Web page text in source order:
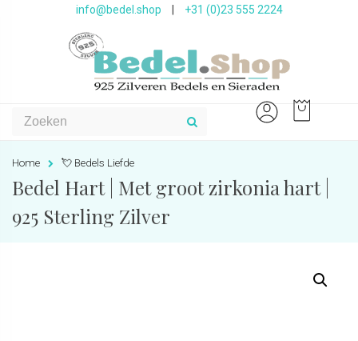
info@bedel.shop +31 (0)23 555 2224
Home 💘 Bedels Liefde
Bedel Hart | Met groot zirkonia hart |
925 Sterling Zilver